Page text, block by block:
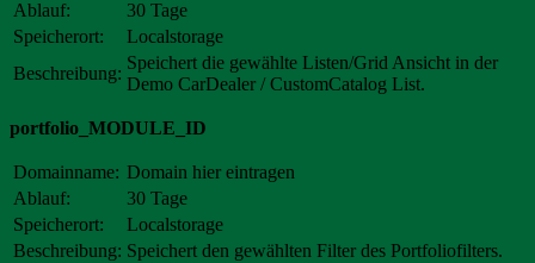
Ablauf:
30 Tage
Speicherort:
Localstorage
Beschreibung:
Speichert die gewählte Listen/Grid Ansicht in der
Demo CarDealer / CustomCatalog List.
portfolio_MODULE_ID
Domainname: Domain hier eintragen
Ablauf:
30 Tage
Speicherort:
Localstorage
Beschreibung: Speichert den gewählten Filter des Portfoliofilters.